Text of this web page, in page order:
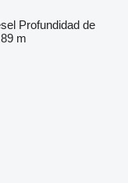
Profundidad de
m